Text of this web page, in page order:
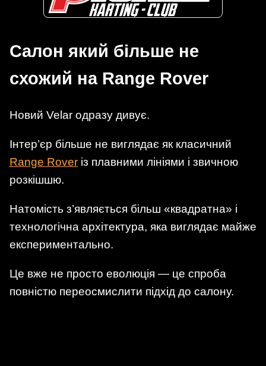
Салон який більше не
схожий на Range Rover
Новий Velar одразу дивує.
Інтер’єр більше не виглядає як класичний
Range Rover із плавними лініями і звичною
розкішшю.
Натомість з’являється більш «квадратна» і
технологічна архітектура, яка виглядає майже
експериментально.
Це вже не просто еволюція — це спроба
повністю переосмислити підхід до салону.